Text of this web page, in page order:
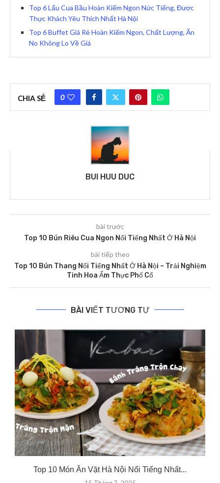
Top 6 Lẩu Cua Bầu Hoàn Kiếm Ngon Nức Tiếng, Được
Thực Khách Yêu Thích Nhất Hà Nội
Top 6 Buffet Giá Rẻ Hoàn Kiếm Ngon, Chất Lượng, Ăn
No Không Lo Về Giá
CHIA SẺ 0
BUI HUU DUC
bài trước
Top 10 Bún Riêu Cua Ngon Nổi Tiếng Nhất Ở Hà Nội
bài tiếp theo
Top 10 Bún Thang Nổi Tiếng Nhất Ở Hà Nội – Trải Nghiệm
Tinh Hoa Ẩm Thực Phố Cổ
BÀI VIẾT TƯƠNG TỰ
Top 10 Món Ăn Vặt Hà Nội Nổi Tiếng Nhất...